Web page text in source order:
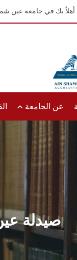
أهلاً بك في جامعة عين
عن الجامعة
صيدلة